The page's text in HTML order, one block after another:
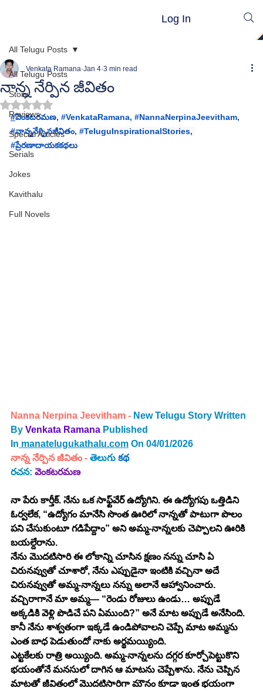
Log In
All Telugu Posts
Story
Reviews
Special Articles
Serials
Jokes
Kavithalu
Full Novels
All Telugu Posts
నాన్న నేర్పిన జీవితం
Venkata Ramana Jan 4 3 min read
Rated NaN out of 5 stars.
#వెంకటరమణ, #VenkataRamana, #NannaNerpinaJeevitham,
#నాన్ననేర్పినజీవితం, #TeluguInspirationalStories,
#ప్రేరణాదాయకకథలు
Nanna Nerpina Jeevitham - New Telugu Story Written
By Venkata Ramana Published
In manatelugukathalu.com On 04/01/2026
నాన్న నేర్పిన జీవితం - తెలుగు కథ
రచన: వెంకటరమణ
నా పేరు కార్తీక్. నేను ఒక సాఫ్ట్‌వేర్ ఉద్యోగిని. ఈ ఉద్యోగపు ఒత్తిడిని
ఓర్వలేక, “ఉద్యోగం మానేసి సొంత ఊరిలో నాన్నతో పాటుగా పొలం
పని చేసుకుంటూ గడిపేద్దాం” అని అమ్మ-నాన్నలకు చెప్పాలని ఊరికి
బయల్దేరాను.
నేను మొదటిసారి ఈ లోకాన్ని చూసిన క్షణం నన్ను చూసి ఏ
చిరునవ్వుతో చూశారో, నేను ఎప్పుడైనా ఇంటికి వచ్చినా అదే
చిరునవ్వుతో అమ్మ-నాన్నలు నన్ను అలానే ఆహ్వానించారు.
వచ్చిరాగానే మా అమ్మ— “రెండు రోజులు ఉండు… అప్పుడే
అక్కడికి వెళ్లి పొడిచే పని ఏముంది?” అనే మాట అప్పుడే అనేసింది.
కానీ నేను శాశ్వతంగా ఇక్కడే ఉండిపోవాలని చెప్పే మాట అమ్మను
ఎంత బాధ పెడుతుందో నాకు అర్థమయ్యింది.
ఎట్టకేలకు రాత్రి అయ్యింది. అమ్మ-నాన్నలను దగ్గర కూర్చోపెట్టుకొని
భయంతోనే మనసులో దాగిన ఆ మాటను చెప్పేశాను. నేను చెప్పిన
మాటతో జీవితంలో మొదటిసారిగా మౌనం కూడా ఇంత భయంగా